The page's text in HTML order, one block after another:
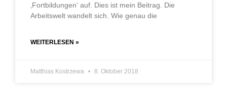
‚Fortbildungen‘ auf. Dies ist mein Beitrag. Die
Arbeitswelt wandelt sich. Wie genau die
WEITERLESEN »
Matthias Kostrzewa 8. Oktober 2018